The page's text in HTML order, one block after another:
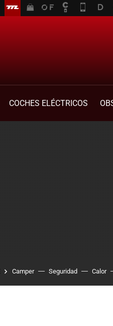
COCHES ELÉCTRICOS
Camper Seguridad Calor